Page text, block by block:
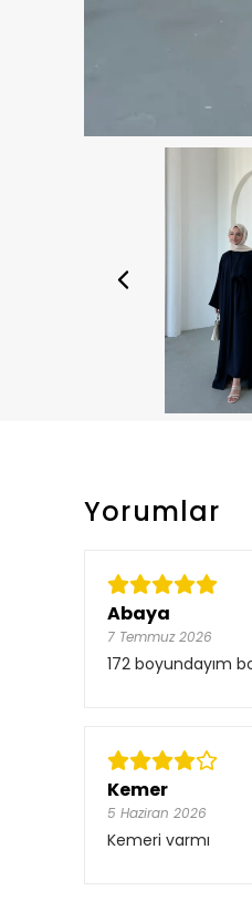
Yorumlar
Abaya
7 Temmuz 2026
172 boyundayım
Kemer
5 Haziran 2026
Kemeri varmı